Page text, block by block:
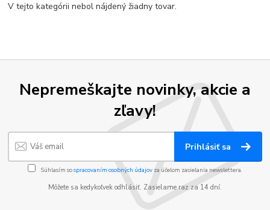
V tejto kategórii nebol nájdený žiadny tovar.
Nepremeškajte novinky, akcie a
zľavy!
Prihlásiť sa
Súhlasím sospracovaním osobných údajov za účelom zasielania newslettera.
Môžete sa kedykoľvek odhlásiť. Zasielame raz za 14 dní.